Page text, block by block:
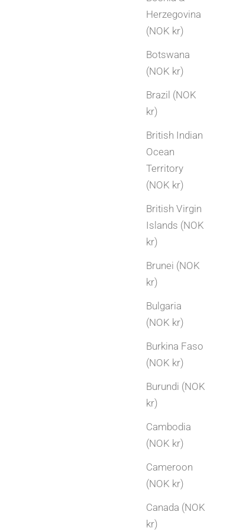
Herzegovina
(NOK kr)
Botswana
(NOK kr)
Brazil (NOK
kr)
British Indian
Ocean
Territory
(NOK kr)
British Virgin
Islands (NOK
kr)
Brunei (NOK
kr)
Bulgaria
(NOK kr)
Burkina Faso
(NOK kr)
Burundi (NOK
kr)
Cambodia
(NOK kr)
Cameroon
(NOK kr)
Canada (NOK
kr)
Skal dere feire bryllupsdag? Se vår oversikt